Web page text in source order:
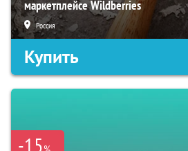
маркетплейсе Wildberries
Россия
Купить
-15